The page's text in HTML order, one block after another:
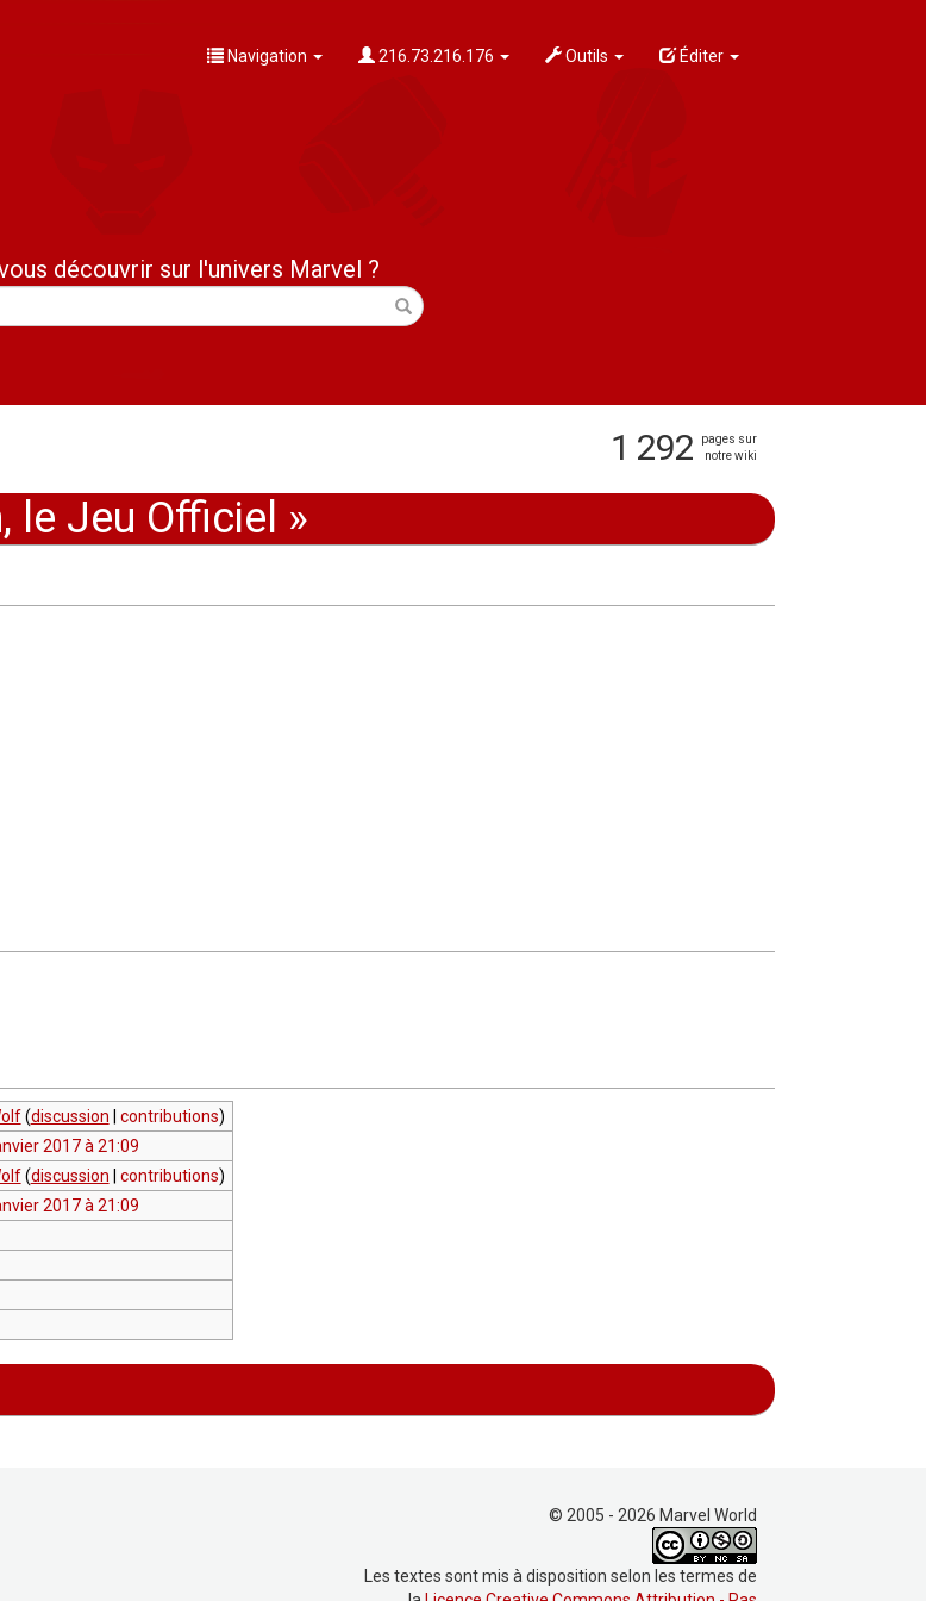
Navigation 216.73.216.176 Outils Éditer
découvrir sur l'univers Marvel ?
1 292
pages sur
notre wiki
le Jeu Officiel »
(discussion contributions)
2017 à 21:09
(discussion contributions)
2017 à 21:09
© 2005 - 2026 Marvel World
Les textes sont mis à disposition selon les termes de